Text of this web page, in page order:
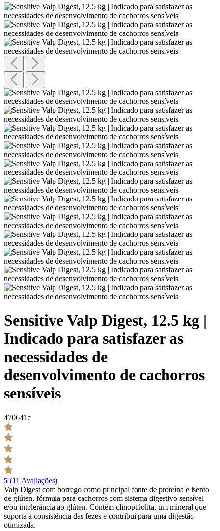
Sensitive Valp Digest, 12.5 kg |
Indicado para satisfazer as
necessidades de
desenvolvimento de cachorros
sensíveis
470641c
5 (11 Avaliações)
Valp Digest com borrego como principal fonte de proteína e isento
de glúten, fórmula para cachorros com sistema digestivo sensível
e/ou intolerância ao glúten. Contém clinoptilolita, um mineral que
suporta a consistência das fezes e contribui para uma digestão
otimizada.